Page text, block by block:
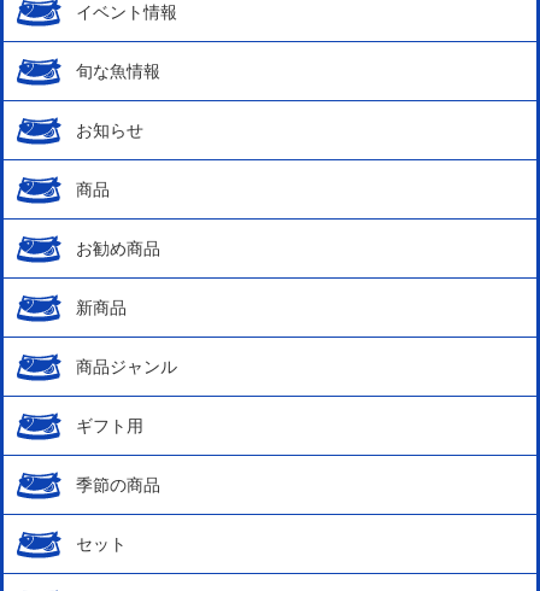
イベント情報
旬な魚情報
お知らせ
商品
お勧め商品
新商品
商品ジャンル
ギフト用
季節の商品
セット